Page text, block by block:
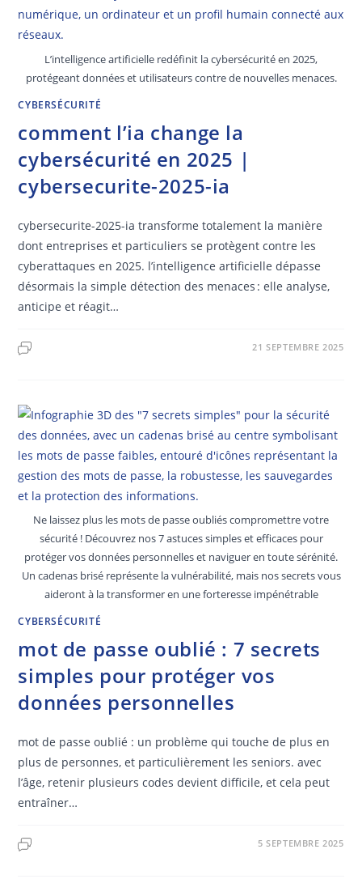
L’intelligence artificielle redéfinit la cybersécurité en 2025,
protégeant données et utilisateurs contre de nouvelles menaces.
CYBERSÉCURITÉ
comment l’ia change la
cybersécurité en 2025 |
cybersecurite-2025-ia
cybersecurite-2025-ia transforme totalement la manière
dont entreprises et particuliers se protègent contre les
cyberattaques en 2025. l’intelligence artificielle dépasse
désormais la simple détection des menaces : elle analyse,
anticipe et réagit…
21 SEPTEMBRE 2025
Ne laissez plus les mots de passe oubliés compromettre votre
sécurité ! Découvrez nos 7 astuces simples et efficaces pour
protéger vos données personnelles et naviguer en toute sérénité.
Un cadenas brisé représente la vulnérabilité, mais nos secrets vous
aideront à la transformer en une forteresse impénétrable
CYBERSÉCURITÉ
mot de passe oublié : 7 secrets
simples pour protéger vos
données personnelles
mot de passe oublié : un problème qui touche de plus en
plus de personnes, et particulièrement les seniors. avec
l’âge, retenir plusieurs codes devient difficile, et cela peut
entraîner…
5 SEPTEMBRE 2025